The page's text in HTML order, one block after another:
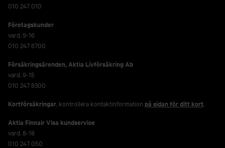
010 247 010
Företagskunder
vard. 9-16
010 247 6700
Försäkringsärenden,Aktia Livförsäkring Ab
vard. 9-15
010 247 8300
Kortförsäkringar , kontrollera kontaktinformation på sidan för ditt kort.
Aktia Finnair Visa kundservice
vard. 8-18
010 247 050